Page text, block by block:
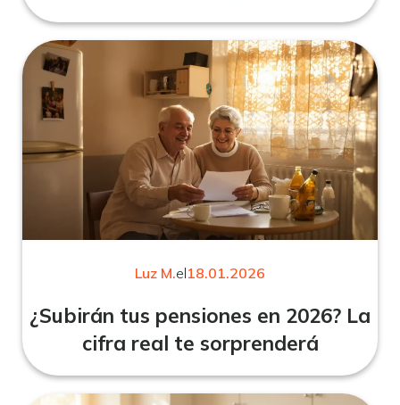
Luz M.el18.01.2026
¿Subirán tus pensiones en 2026? La
cifra real te sorprenderá